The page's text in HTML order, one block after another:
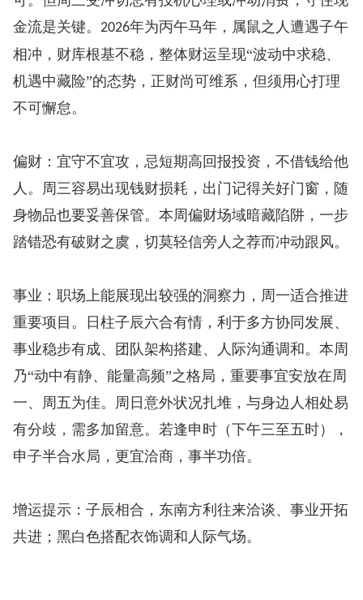
金流是关键。 2026年为丙午马年，属鼠之人遭遇子午
相冲，财库根基不稳，整体财运呈现“波动中求稳、
机遇中藏险”的态势，正财尚可维系，但须用心打理
不可懈怠。
偏财：宜守不宜攻，忌短期高回报投资，不借钱给他
人。周三容易出现钱财损耗，出门记得关好门窗，随
身物品也要妥善保管。本周偏财场域暗藏陷阱，一步
踏错恐有破财之虞，切莫轻信旁人之荐而冲动跟风。
事业：职场上能展现出较强的洞察力，周一适合推进
重要项目。日柱子辰六合有情，利于多方协同发展、
事业稳步有成、团队架构搭建、人际沟通调和。本周
乃“动中有静、能量高频”之格局，重要事宜安放在周
一、周五为佳。周日意外状况扎堆，与身边人相处易
有分歧，需多加留意。若逢申时（下午三至五时），
申子半合水局，更宜洽商，事半功倍。
增运提示：子辰相合，东南方利往来洽谈、事业开拓
共进；黑白色搭配衣饰调和人际气场。